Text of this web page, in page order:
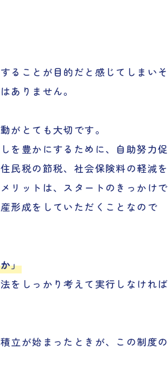
ることが目的だと感じてしまいそ
ありません。
がとても大切です。
を豊かにするために、自助努力促
民税の節税、社会保険料の軽減を
リットは、スタートのきっかけで
形成をしていただくことなので
」
をしっかり考えて実行しなければ
立が始まったときが、この制度の